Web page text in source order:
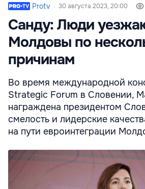
Protv 30 августа 2023, 20:00
Санду: Люди
Молдовы по
причинам
Во время международной
Strategic Forum в Словении,
награждена президентом
смелость и лидерские
на пути евроинтеграции